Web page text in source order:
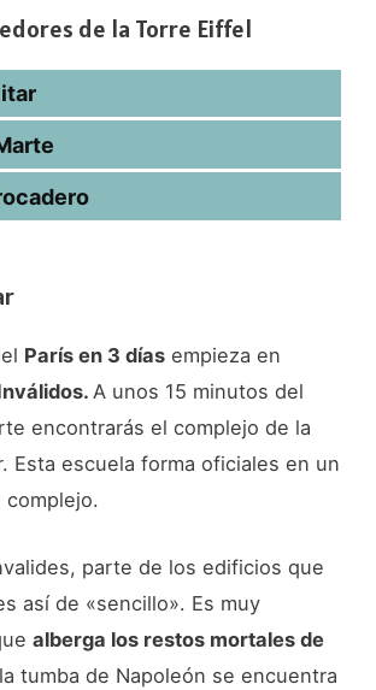
de la Torre Eiffel
París en 3 días empieza en
A unos 15 minutos del
encontrarás el complejo de la
Esta escuela forma oficiales en un
complejo.
parte de los edificios que
así de «sencillo». Es muy
alberga los restos mortales de
tumba de Napoleón se encuentra